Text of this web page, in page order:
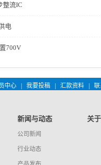
整流IC
电
700V
中心 我要投稿 汇款资料
新闻与动态
公司新闻
行业动态
关